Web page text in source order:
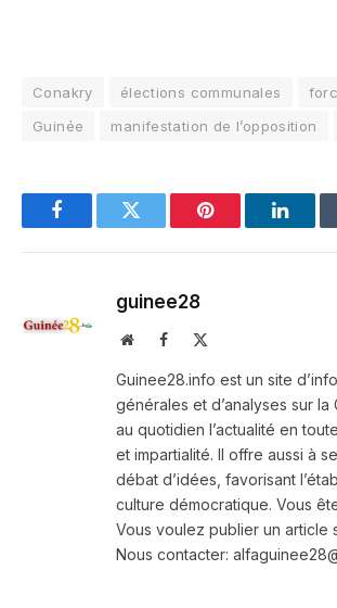
Conakry élections communales
Guinée
manifestation de l’opposition
FacebookTwitter Pinterest
guinee28
WebsiteFacebook
Guinee28.info est un site
générales et d’analyses sur la
au quotidien l’actualité en
et impartialité. Il offre aussi à
débat d’idées, favorisant
culture démocratique. Vous
Vous voulez publier un article
Nous contacter: